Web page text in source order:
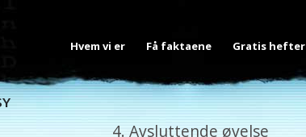
Hvem vi er Få faktaene Gratis hefter
4. Avsluttende øvelse